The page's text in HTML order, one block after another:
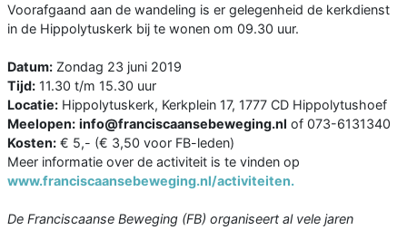
Voorafgaand aan de wandeling is er gelegenheid de kerkdienst
in de Hippolytuskerk bij te wonen om 09.30 uur.
Datum: Zondag 23 juni 2019
Tijd: 11.30 t/m 15.30 uur
Locatie: Hippolytuskerk, Kerkplein 17, 1777 CD Hippolytushoef
Meelopen: info@franciscaansebeweging.nl of 073-6131340
Kosten: € 5,- (€ 3,50 voor FB-leden)
Meer informatie over de activiteit is te vinden op
www.franciscaansebeweging.nl/activiteiten.
De Franciscaanse Beweging (FB) organiseert al vele jaren